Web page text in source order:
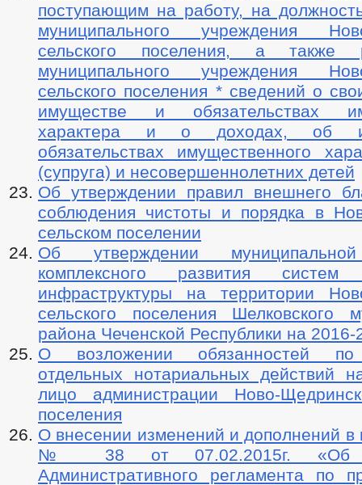
поступающим на работу, на
муниципального учреждения
сельского поселения, а также
муниципального учреждения
сельского поселения * сведений о
имуществе и обязательствах
характера и о доходах, об
обязательствах имущественного
(супруга) и несовершеннолетних детей
Об утверждении правил внешнего
соблюдения чистоты и порядка в
сельском поселении
Об утверждении
комплексного развития систем
инфраструктуры на территории
сельского поселения Шелковского
района Чеченской Республики на
О возложении обязанностей по
отдельных нотариальных действий
лицо администрации Ново-
поселения
О внесении изменений и дополнений в
№ 38 от 07.02.2015г. «Об
Административного регламента по